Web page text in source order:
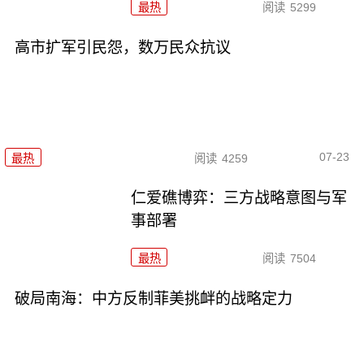
最热 阅读 5299
高市扩军引民怨，数万民众抗议
最热 阅读 4259 07-23
仁爱礁博弈：三方战略意图与军
事部署
最热 阅读 7504
破局南海：中方反制菲美挑衅的战略定力